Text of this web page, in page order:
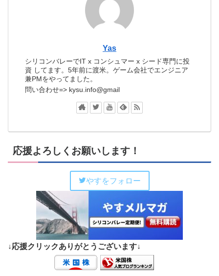
Yas
シリコンバレーでIT x コンシュマー x シード専門に投
資 してます。5年前に渡米。ゲーム会社でエンジニア
兼PMをやってました。
問い合わせ=> kysu.info@gmail
応援よろしくお願いします！
やすをフォロー
↓応援クリックありがとうございます↓